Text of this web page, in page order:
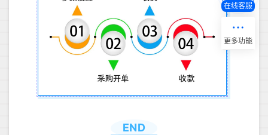
END
在线客服